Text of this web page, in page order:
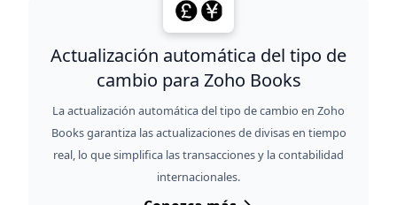
Actualización automática del tipo de
cambio para Zoho Books
La actualización automática del tipo de cambio en Zoho
Books garantiza las actualizaciones de divisas en tiempo
real, lo que simplifica las transacciones y la contabilidad
internacionales.